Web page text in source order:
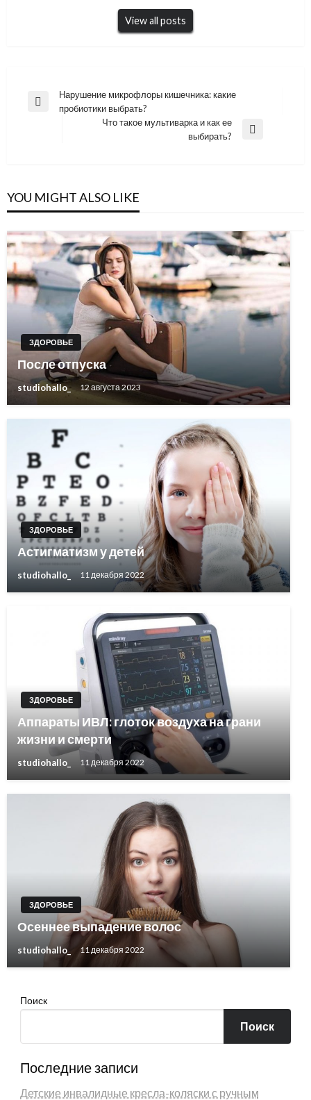
View all posts
Навигация
Previous
Нарушение микрофлоры кишечника: какие
пробиотики выбрать?
Что такое мультиварка и как ее
выбирать?
YOU MIGHT ALSO LIKE
ЗДОРОВЬЕ
После отпуска
studiohallo_ 12 августа 2023
ЗДОРОВЬЕ
Астигматизм у детей
studiohallo_ 11 декабря 2022
ЗДОРОВЬЕ
Аппараты ИВЛ: глоток воздуха на грани
жизни и смерти
studiohallo_ 11 декабря 2022
ЗДОРОВЬЕ
Осеннее выпадение волос
studiohallo_ 11 декабря 2022
Поиск
Поиск
Последние записи
Детские инвалидные кресла-коляски с ручным